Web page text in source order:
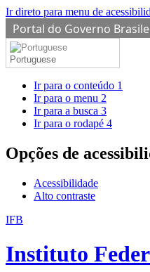
Ir direto para menu de
Portal do Governo
Portuguese
Ir para o conteúdo 1
Ir para o menu 2
Ir para a busca 3
Ir para o rodapé 4
Opções de
Acessibilidade
Alto contraste
IFB
Instituto